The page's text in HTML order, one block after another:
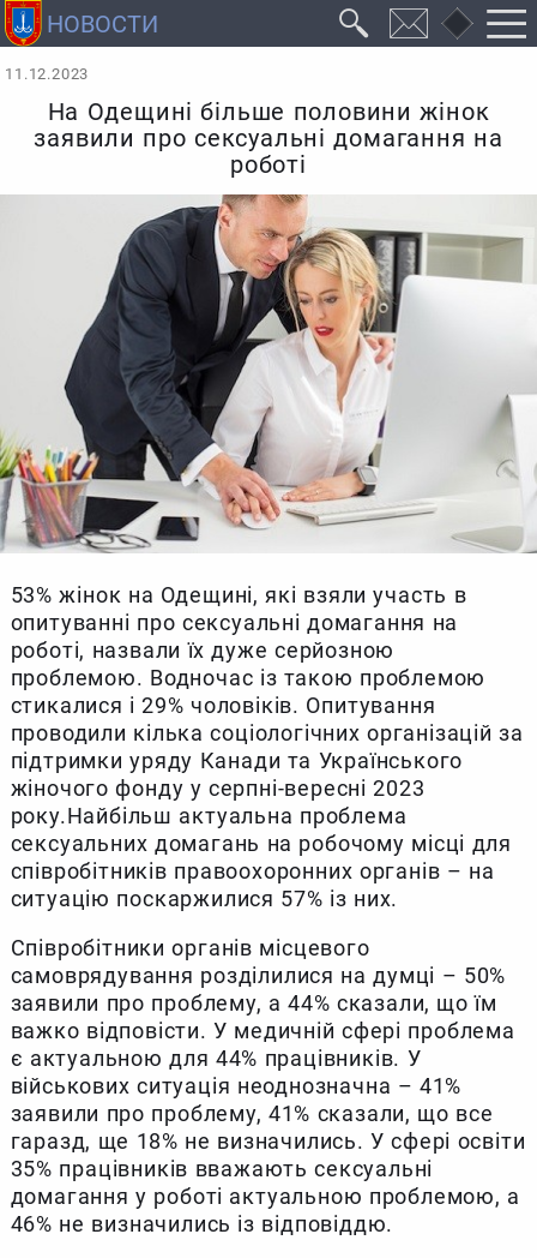
11.12.2023
На Одещині більше половини жінок
заявили про сексуальні домагання на
роботі
53% жінок на Одещині, які взяли участь в
опитуванні про сексуальні домагання на
роботі, назвали їх дуже серйозною
проблемою. Водночас із такою проблемою
стикалися і 29% чоловіків. Опитування
проводили кілька соціологічних організацій за
підтримки уряду Канади та Українського
жіночого фонду у серпні-вересні 2023
року.Найбільш актуальна проблема
сексуальних домагань на робочому місці для
співробітників правоохоронних органів – на
ситуацію поскаржилися 57% із них.
Співробітники органів місцевого
самоврядування розділилися на думці – 50%
заявили про проблему, а 44% сказали, що їм
важко відповісти. У медичній сфері проблема
є актуальною для 44% працівників. У
військових ситуація неоднозначна – 41%
заявили про проблему, 41% сказали, що все
гаразд, ще 18% не визначились. У сфері освіти
35% працівників вважають сексуальні
домагання у роботі актуальною проблемою, а
46% не визначились із відповіддю.